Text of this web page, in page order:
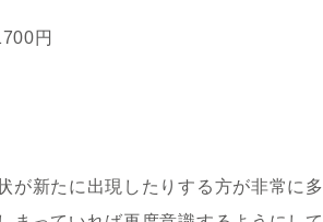
円
が新たに出現したりする方が非常に多